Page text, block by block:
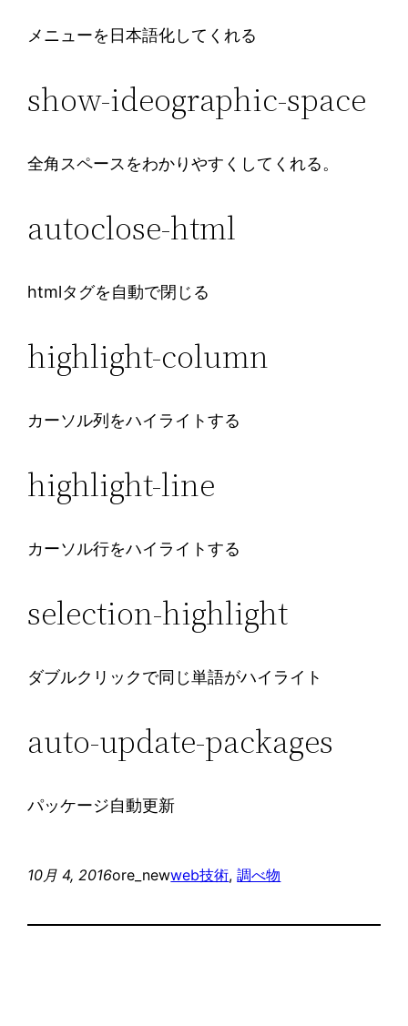
メニューを日本語化してくれる
show-ideographic-space
全角スペースをわかりやすくしてくれる。
autoclose-html
htmlタグを自動で閉じる
highlight-column
カーソル列をハイライトする
highlight-line
カーソル行をハイライトする
selection-highlight
ダブルクリックで同じ単語がハイライト
auto-update-packages
パッケージ自動更新
10月 4, 2016ore_newweb技術, 調べ物